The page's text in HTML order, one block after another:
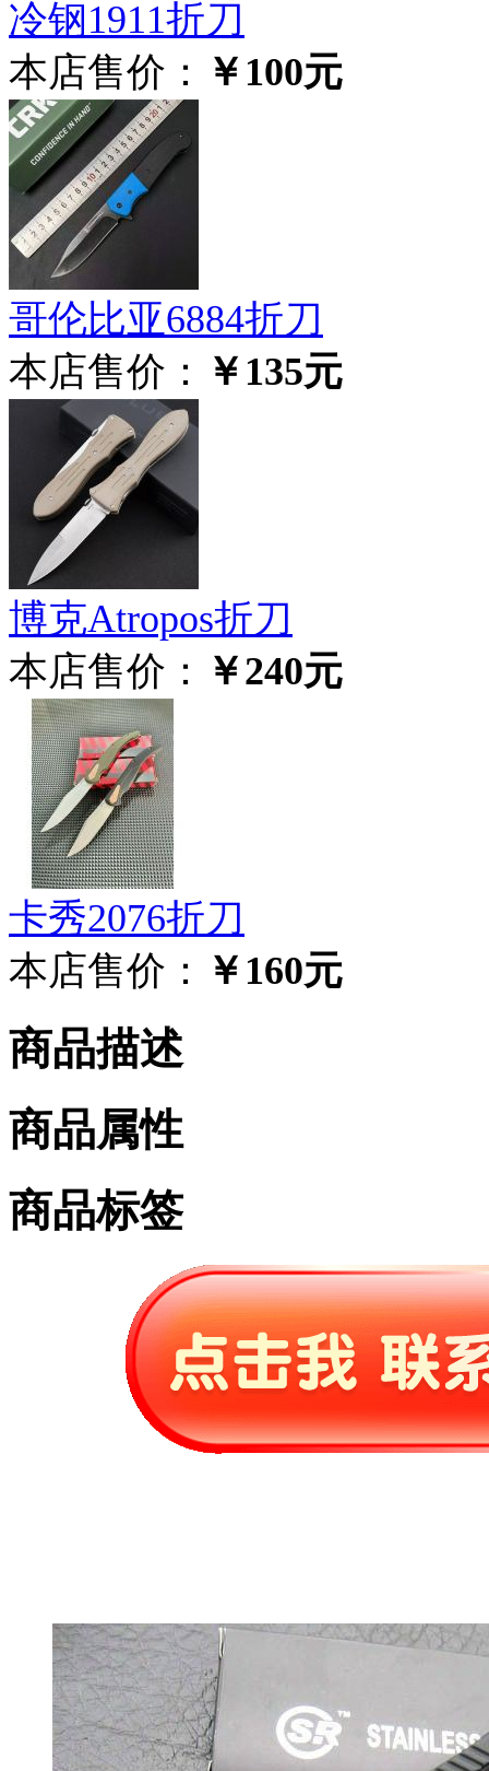
冷钢1911折刀
本店售价： ￥100元
哥伦比亚6884折刀
本店售价： ￥135元
博克Atropos折刀
本店售价： ￥240元
卡秀2076折刀
本店售价： ￥160元
商品描述
商品属性
商品标签